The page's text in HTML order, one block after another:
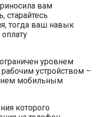
вам
старайтесь
тогда ваш навык
уровнем
устройством –
нем мобильным